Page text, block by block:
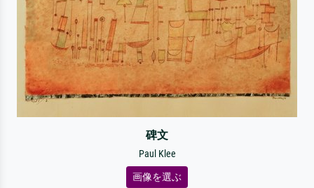
碑文
Paul Klee
画像を選ぶ